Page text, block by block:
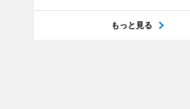
もっと見る